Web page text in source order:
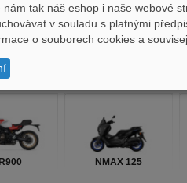
Y-AMT
NMAX 125
nám tak náš eshop i naše webové
v souladu s platnými
o souborech cookies a